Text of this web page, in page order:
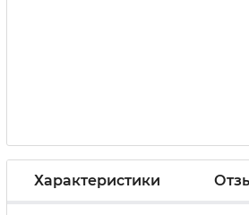
Характеристики